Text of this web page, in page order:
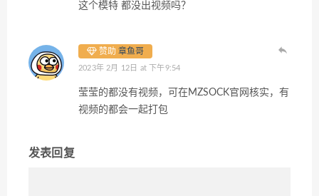
这个模特 都没出视频吗？
赞助 章鱼哥
2023年 2月 12日 at 下午9:54
莹莹的都没有视频，可在MZSOCK官网核实，有
视频的都会一起打包
发表回复